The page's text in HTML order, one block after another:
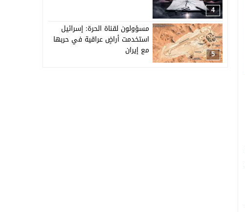
4
5
مسؤولون لقناة الحرة: إسرائيل
استخدمت أراضٍ عراقية في حربها
مع إيران